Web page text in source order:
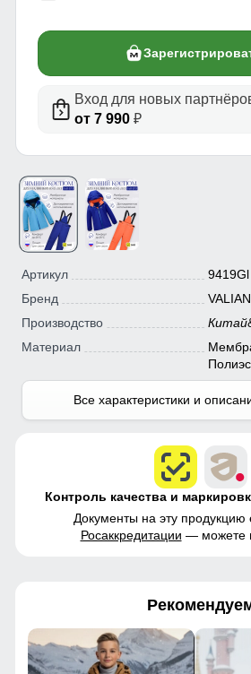
Вход для новых
от 7 990₽
Артикул
9419Gl
Бренд
Производство
Китай
Материал
Все характеристики и
Контроль качества и
Документы на эту продукцию
Росаккредитации — можете